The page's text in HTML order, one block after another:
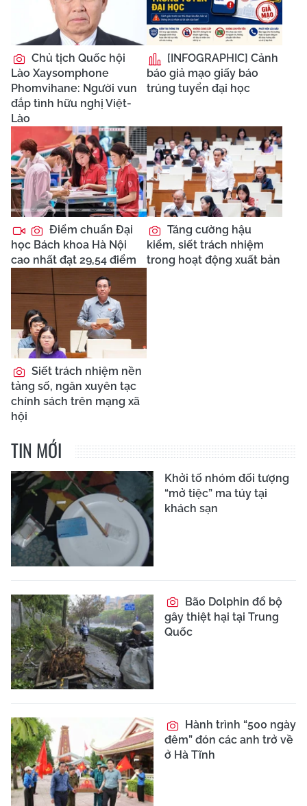
Chủ tịch Quốc hội
Lào Xaysomphone
Phomvihane: Người vun
đắp tình hữu nghị Việt-
Lào
[INFOGRAPHIC] Cảnh
báo giả mạo giấy báo
trúng tuyển đại học
Điểm chuẩn Đại
học Bách khoa Hà Nội
cao nhất đạt 29,54 điểm
Tăng cường hậu
kiểm, siết trách nhiệm
trong hoạt động xuất bản
Siết trách nhiệm nền
tảng số, ngăn xuyên tạc
chính sách trên mạng xã
hội
TIN MỚI
Khởi tố nhóm đối tượng
“mở tiệc” ma túy tại
khách sạn
Bão Dolphin đổ bộ
gây thiệt hại tại Trung
Quốc
Hành trình “500 ngày
đêm” đón các anh trở về
ở Hà Tĩnh